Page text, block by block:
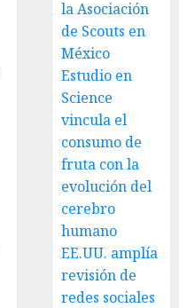
la Asociación
de Scouts en
México
Estudio en
Science
vincula el
consumo de
fruta con la
evolución del
cerebro
humano
EE.UU. amplía
revisión de
redes sociales